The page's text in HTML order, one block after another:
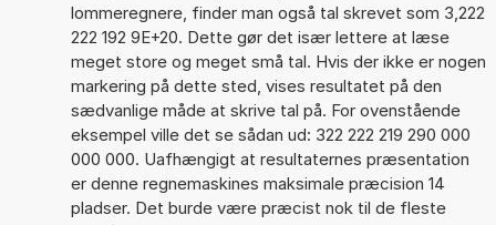
lommeregnere, finder man også tal skrevet som 3,222
222 192 9E+20. Dette gør det især lettere at læse
meget store og meget små tal. Hvis der ikke er nogen
markering på dette sted, vises resultatet på den
sædvanlige måde at skrive tal på. For ovenstående
eksempel ville det se sådan ud: 322 222 219 290 000
000 000. Uafhængigt at resultaternes præsentation
er denne regnemaskines maksimale præcision 14
pladser. Det burde være præcist nok til de fleste